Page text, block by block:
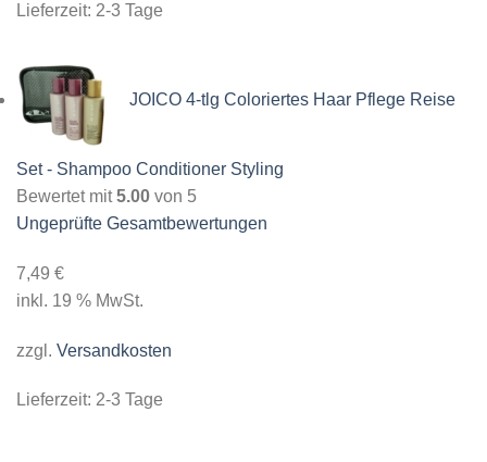
Lieferzeit: 2-3 Tage
JOICO 4-tlg Coloriertes Haar Pflege Reise
Set - Shampoo Conditioner Styling
Bewertet mit5.00 von 5
Ungeprüfte Gesamtbewertungen
7,49 €
inkl. 19 % MwSt.
zzgl. Versandkosten
Lieferzeit: 2-3 Tage